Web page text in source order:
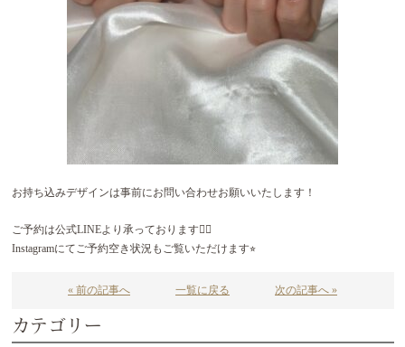
お持ち込みデザインは事前にお問い合わせお願いいたします！
ご予約は公式LINEより承っております🙂‍↕️
Instagramにてご予約空き状況もご覧いただけます⭐︎
« 前の記事へ 一覧に戻る 次の記事へ »
カテゴリー